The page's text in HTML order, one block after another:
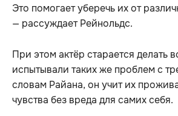
Это помогает уберечь их от
— рассуждает Рейнольдс.
При этом актёр старается делать
испытывали таких же проблем с
словам Райана, он учит их
чувства без вреда для самих себя.